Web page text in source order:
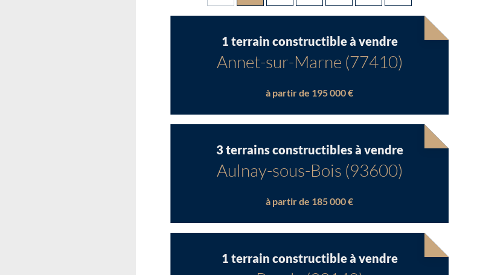
1 terrain constructible à vendre
Annet-sur-Marne (77410)
à partir de 195 000 €
3 terrains constructibles à vendre
Aulnay-sous-Bois (93600)
à partir de 185 000 €
1 terrain constructible à vendre